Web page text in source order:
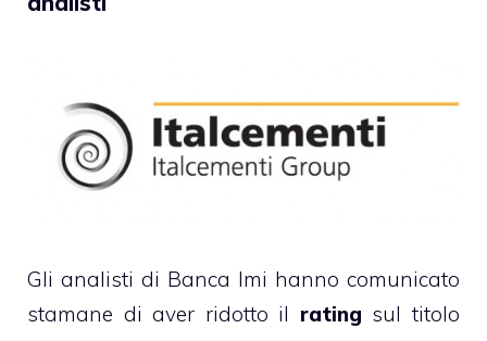
Gli analisti di Banca Imi hanno comunicato
stamane di aver ridotto il rating sul titolo